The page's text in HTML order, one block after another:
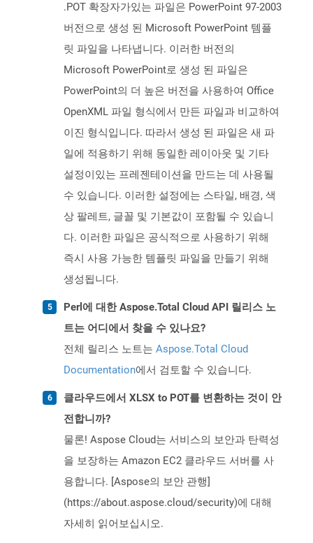
.POT 확장자가있는 파일은 PowerPoint 97-2003
버전으로 생성 된 Microsoft PowerPoint 템플
릿 파일을 나타냅니다. 이러한 버전의
Microsoft PowerPoint로 생성 된 파일은
PowerPoint의 더 높은 버전을 사용하여 Office
OpenXML 파일 형식에서 만든 파일과 비교하여
이진 형식입니다. 따라서 생성 된 파일은 새 파
일에 적용하기 위해 동일한 레이아웃 및 기타
설정이있는 프레젠테이션을 만드는 데 사용될
수 있습니다. 이러한 설정에는 스타일, 배경, 색
상 팔레트, 글꼴 및 기본값이 포함될 수 있습니
다. 이러한 파일은 공식적으로 사용하기 위해
즉시 사용 가능한 템플릿 파일을 만들기 위해
생성됩니다.
Perl에 대한 Aspose.Total Cloud API 릴리스 노
트는 어디에서 찾을 수 있나요?
전체 릴리스 노트는 Aspose.Total Cloud
Documentation에서 검토할 수 있습니다.
클라우드에서 XLSX to POT를 변환하는 것이 안
전합니까?
물론! Aspose Cloud는 서비스의 보안과 탄력성
을 보장하는 Amazon EC2 클라우드 서버를 사
용합니다. [Aspose의 보안 관행]
(https://about.aspose.cloud/security)에 대해
자세히 읽어보십시오.